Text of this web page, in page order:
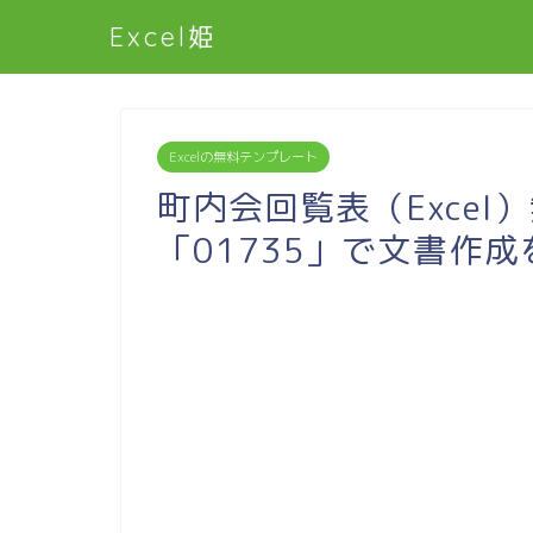
Excel姫
Excelの無料テンプレート
町内会回覧表（Excel
「01735」で文書作